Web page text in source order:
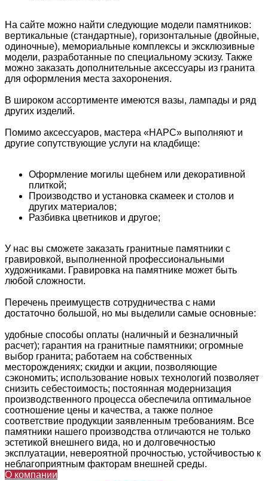
На сайте можно найти следующие модели памятников:
вертикальные (стандартные), горизонтальные (двойные,
одиночные), мемориальные комплексы и эксклюзивные
модели, разработанные по специальному эскизу. Также
можно заказать дополнительные аксессуары из гранита
для оформления места захоронения.
В широком ассортименте имеются вазы, лампады и ряд
других изделий.
Помимо аксессуаров, мастера «НАРС» выполняют и
другие сопутствующие услуги на кладбище:
Оформление могилы щебнем или декоративной
плиткой;
Производство и установка скамеек и столов и
других материалов;
Разбивка цветников и другое;
У нас вы сможете заказать гранитные памятники с
гравировкой, выполненной профессиональными
художниками. Гравировка на памятнике может быть
любой сложности.
Перечень преимуществ сотрудничества с нами
достаточно большой, но мы выделили самые основные:
удобные способы оплаты (наличный и безналичный
расчет); гарантия на гранитные памятники; огромные
выбор гранита; работаем на собственных
месторождениях; скидки и акции, позволяющие
сэкономить; использование новых технологий позволяет
снизить себестоимость; постоянная модернизация
производственного процесса обеспечила оптимальное
соотношение цены и качества, а также полное
соответствие продукции заявленным требованиям. Все
памятники нашего производства отличаются не только
эстетикой внешнего вида, но и долговечностью
эксплуатации, невероятной прочностью, устойчивостью к
неблагоприятным факторам внешней среды.
О компании